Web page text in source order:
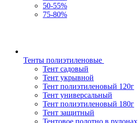
50-55%
75-80%
Тенты полиэтиленовые
Тент садовый
Тент укрывной
Тент полиэтиленовый 120г
Тент универсальный
Тент полиэтиленовый 180г
Тент защитный
Тентовое полотно в рулонах